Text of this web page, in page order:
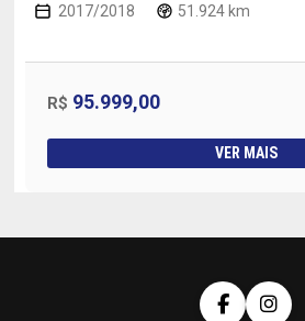
2017/2018 51.924 km
R$ 95.999,00
VER MAIS